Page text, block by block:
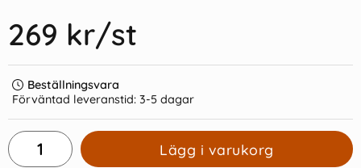
269 kr/st
Beställningsvara
Förväntad leveranstid: 3-5 dagar
Lägg i varukorg